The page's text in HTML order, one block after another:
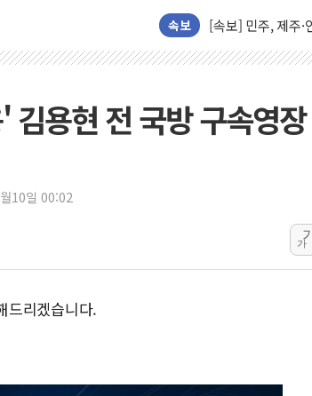
속보
[속보] 민주, 인천
[속보] 민주, 제주
美, 이란전 출구전
강릉·동해·삼척
여수 오동도 인
추미애, '위안부'
李대통령, ISA
김용현 전 국방 구속영
10일 00:02
가
드리겠습니다.